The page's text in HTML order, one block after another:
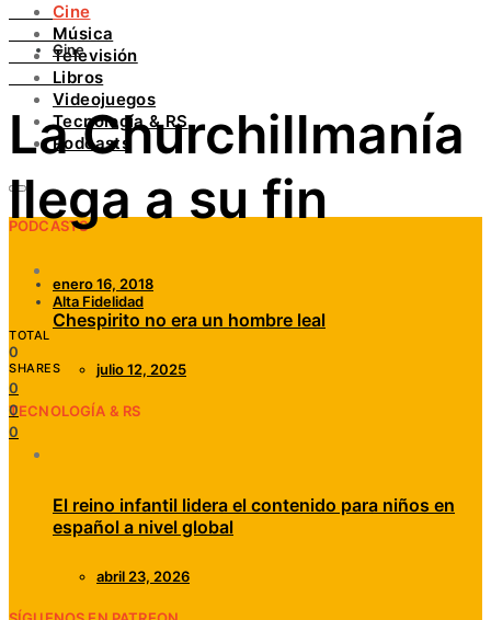
INSTAGRAM
PINTEREST
YOUTUBE
LINKEDIN
Cine
Música
Televisión
Libros
Videojuegos
Tecnología & RS
Podcasts
PODCASTS
Chespirito no era un hombre leal
julio 12, 2025
TECNOLOGÍA & RS
El reino infantil lidera el contenido para niños en
español a nivel global
abril 23, 2026
Cine
La Churchillmanía
llega a su fin
enero 16, 2018
Alta Fidelidad
TOTAL
0
SHARES
0
0
0